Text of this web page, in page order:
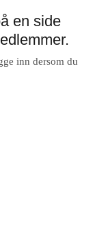
en side
inn dersom du